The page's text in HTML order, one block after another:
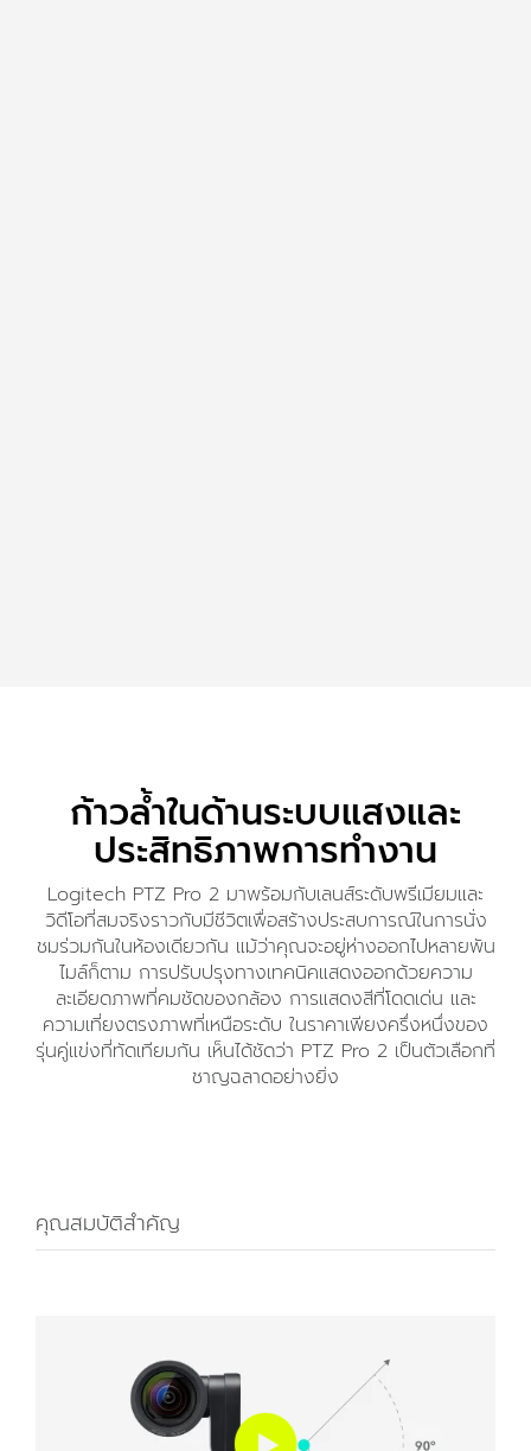
ก้าวล้ำในด้านระบบแสงและ
ประสิทธิภาพการทำงาน
Logitech PTZ Pro 2 มาพร้อมกับเลนส์ระดับพรีเมียมและ
วิดีโอที่สมจริงราวกับมีชีวิตเพื่อสร้างประสบการณ์ในการนั่ง
ชมร่วมกันในห้องเดียวกัน แม้ว่าคุณจะอยู่ห่างออกไปหลายพัน
ไมล์ก็ตาม การปรับปรุงทางเทคนิคแสดงออกด้วยความ
ละเอียดภาพที่คมชัดของกล้อง การแสดงสีที่โดดเด่น และ
ความเที่ยงตรงภาพที่เหนือระดับ ในราคาเพียงครึ่งหนึ่งของ
รุ่นคู่แข่งที่ทัดเทียมกัน เห็นได้ชัดว่า PTZ Pro 2 เป็นตัวเลือกที่
ชาญฉลาดอย่างยิ่ง
คุณสมบัติสำคัญ